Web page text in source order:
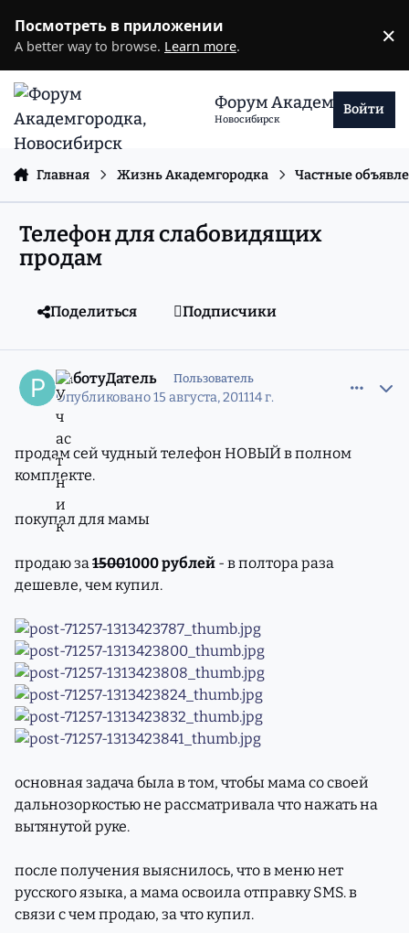
Посмотреть в приложении
A better way to browse. Learn more. ×
Форум Академгородка
Новосибирск
Войти
Главная Жизнь Академгородка Частные
Телефон для слабовидящих
продам
Поделиться Подписчики
РаботуДатель Пользователь
Опубликовано15 августа, 201114 г.
продам сей чудный телефон НОВЫЙ в полном
комплекте.
покупал для мамы
продаю за15001000 рублей - в полтора раза
дешевле, чем купил.
основная задача была в том, чтобы мама со своей
дальнозоркостью не рассматривала что нажать на
вытянутой руке.
после получения выяснилось, что в меню нет
русского языка, а мама освоила отправку SMS. в
связи с чем продаю, за что купил.